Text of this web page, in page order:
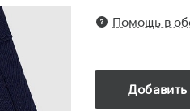
Помощь в
Добавить